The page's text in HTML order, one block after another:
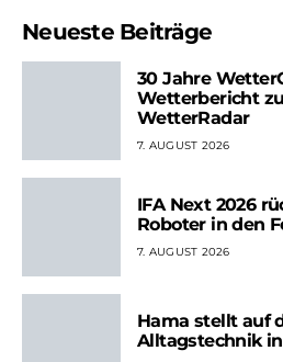
Neueste Beiträge
30 Jahre
Wetterbericht
WetterRadar
7. AUGUST 2026
IFA Next 2026
Roboter in den
7. AUGUST 2026
Hama stellt auf
Alltagstechnik